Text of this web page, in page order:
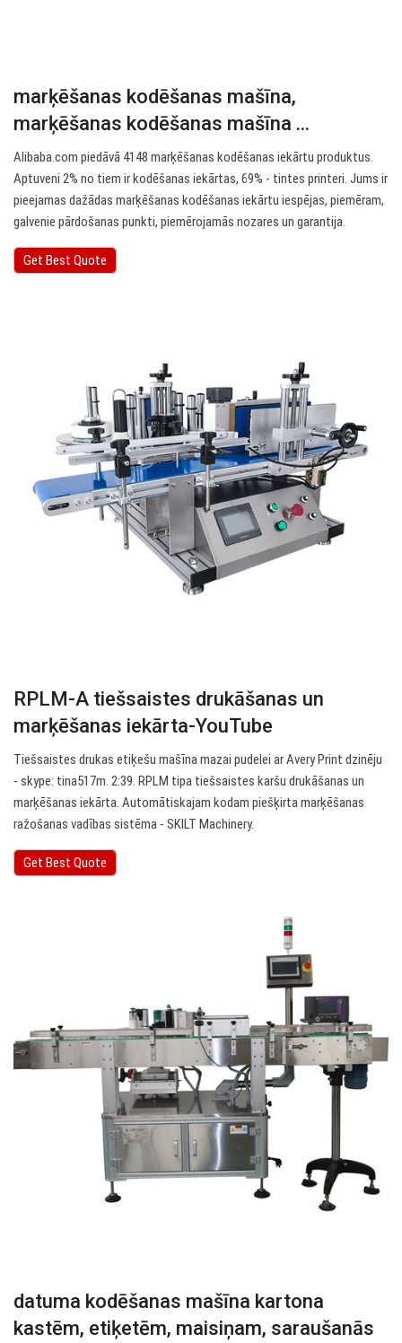
marķēšanas kodēšanas mašīna,
marķēšanas kodēšanas mašīna ...
Alibaba.com piedāvā 4148 marķēšanas kodēšanas iekārtu produktus.
Aptuveni 2% no tiem ir kodēšanas iekārtas, 69% - tintes printeri. Jums ir
pieejamas dažādas marķēšanas kodēšanas iekārtu iespējas, piemēram,
galvenie pārdošanas punkti, piemērojamās nozares un garantija.
Get Best Quote
RPLM-A tiešsaistes drukāšanas un
marķēšanas iekārta-YouTube
Tiešsaistes drukas etiķešu mašīna mazai pudelei ar Avery Print dzinēju
- skype: tina517m. 2:39. RPLM tipa tiešsaistes karšu drukāšanas un
marķēšanas iekārta. Automātiskajam kodam piešķirta marķēšanas
ražošanas vadības sistēma - SKILT Machinery.
Get Best Quote
datuma kodēšanas mašīna kartona
kastēm, etiķetēm, maisiņam, saraušanās